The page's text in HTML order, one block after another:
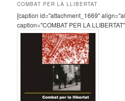
COMBAT PER LA LLIBERTAT
[caption id="attachment_1669"
caption="COMBAT PER LA